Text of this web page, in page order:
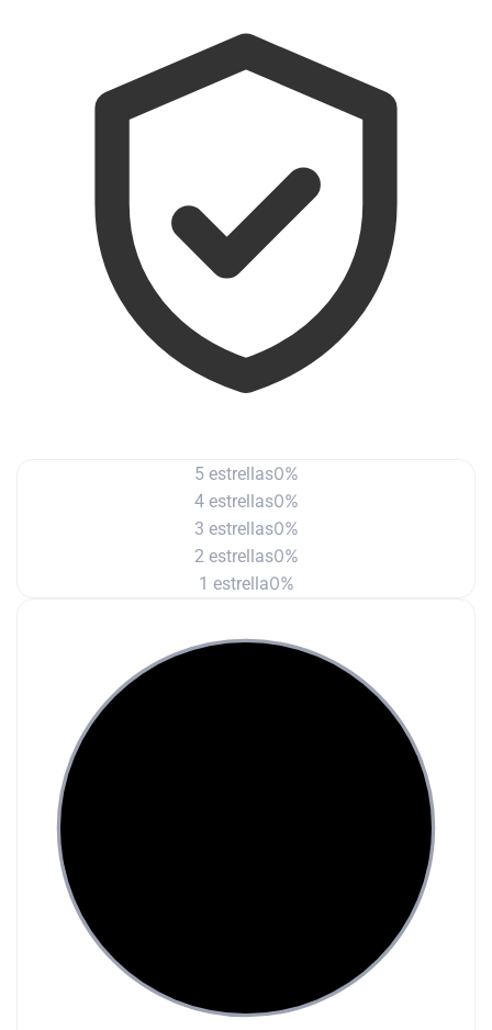
5 estrellas0%
4 estrellas0%
3 estrellas0%
2 estrellas0%
1 estrella0%